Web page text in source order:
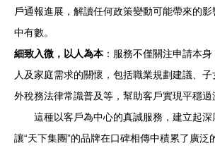
戶通報進展，解讀任何政策變動可能帶來的
中有數。
細致入微，以人為本：服務不僅關注申請本
人及家庭需求的關懷，包括職業規劃建議、
外稅務法律常識普及等，幫助客戶實現平穩過
這種以客戶為中心的真誠服務，建立起
讓“天下集團”的品牌在口碑相傳中積累了廣泛